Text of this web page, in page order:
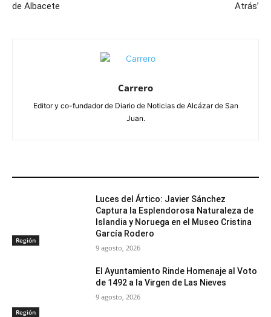
de Albacete
Atrás’
Carrero
Editor y co-fundador de Diario de Noticias de Alcázar de San
Juan.
Región
Luces del Ártico: Javier Sánchez
Captura la Esplendorosa Naturaleza de
Islandia y Noruega en el Museo Cristina
García Rodero
9 agosto, 2026
Región
El Ayuntamiento Rinde Homenaje al Voto
de 1492 a la Virgen de Las Nieves
9 agosto, 2026